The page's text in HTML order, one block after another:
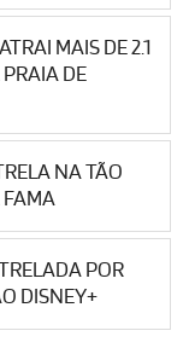
MAIS DE 2.1
PRAIA DE
NA TÃO
FAMA
POR
DISNEY+